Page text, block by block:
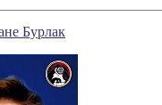
Бурлак